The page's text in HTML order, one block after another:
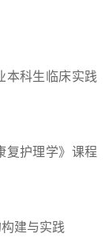
本科生临床实践
复护理学》课程
建与实践